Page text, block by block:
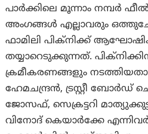
പാർക്കിലെ മൂന്നാം നമ്പർ
അംഗങ്ങൾ എല്ലാവരും
ഫാമിലി പിക്‌നിക്ക്
തയ്യാറെടുക്കുന്നത്.
ക്രമീകരണങ്ങളും
ഹേമചന്ദ്രൻ, ട്രസ്റ്റീ ബോർഡ്
ജോസഫ്, സെക്രട്ടറി
വിനോദ് കെയാർക്കേ